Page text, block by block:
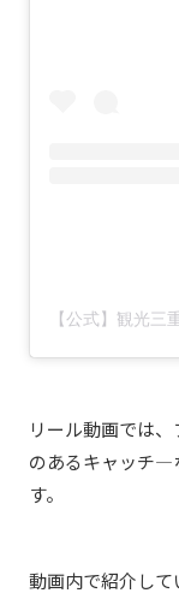
リール動画では
のあるキャッチ―
す。
動画内で紹介し